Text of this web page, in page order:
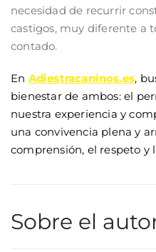
necesidad de recurrir
castigos, muy diferente a
contado.
En Adiestracaninos.es,
bienestar de ambos: el
nuestra experiencia y
una convivencia plena y
comprensión, el respeto y
Sobre el